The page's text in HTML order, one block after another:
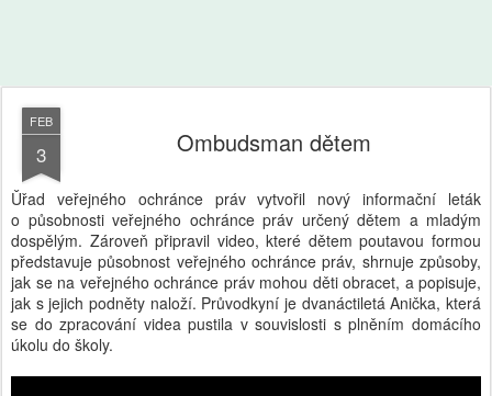
FEB
3 Ombudsman dětem
Ǔřad veřejného ochránce práv vytvořil nový informační leták
o působnosti veřejného ochránce práv určený dětem a mladým
dospělým. Zároveň připravil video, které dětem poutavou formou
představuje působnost veřejného ochránce práv, shrnuje způsoby,
jak se na veřejného ochránce práv mohou děti obracet, a popisuje,
jak s jejich podněty naloží. Průvodkyní je dvanáctiletá Anička, která
se do zpracování videa pustila v souvislosti s plněním domácího
úkolu do školy.